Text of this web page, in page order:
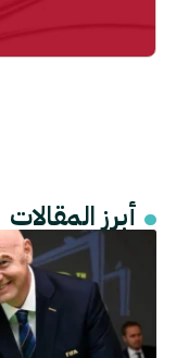
أبرز المقالات